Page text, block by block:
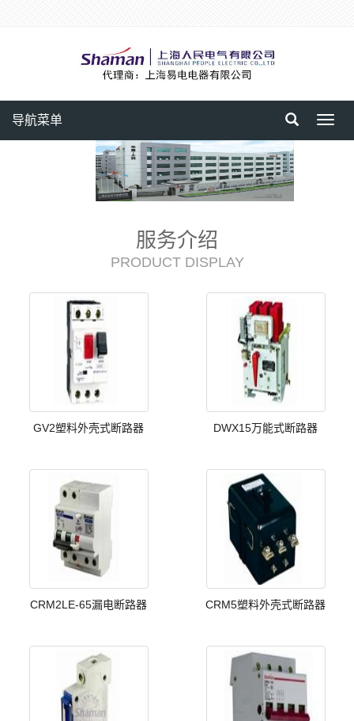
导航菜单
服务介绍
PRODUCT DISPLAY
GV2塑料外壳式断路器 DWX15万能式断路器
CRM2LE-65漏电断路器 CRM5塑料外壳式断路器